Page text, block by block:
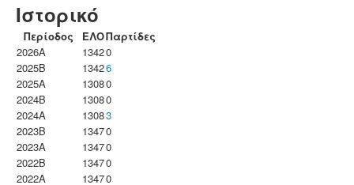
Ιστορικό
Περίοδος ΕΛΟΠαρτίδες
2026A
13420
2025B
13426
2025A
13080
2024B
13080
2024A
13083
2023B
13470
2023Α
13470
2022B
13470
2022A
13470